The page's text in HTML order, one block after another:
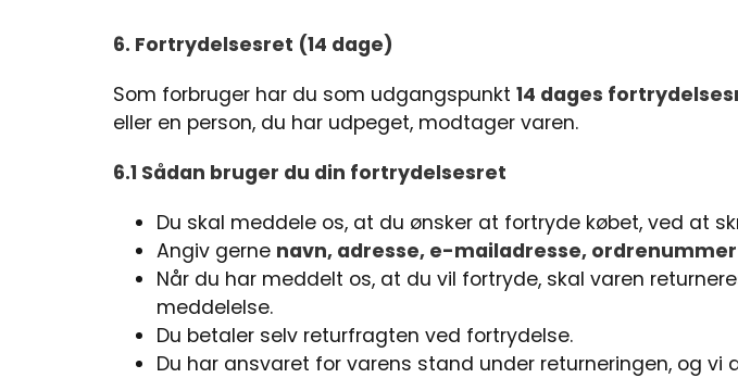
6. Fortrydelsesret (14 dage)
Som forbruger har du som udgangspunkt 14 dages
eller en person, du har udpeget, modtager varen.
6.1 Sådan bruger du din fortrydelsesret
Du skal meddele os, at du ønsker at fortryde købet, ved at
Angiv gerne navn, adresse, e-mailadresse, ordrenummer
Når du har meddelt os, at du vil fortryde, skal varen
meddelelse.
Du betaler selv returfragten ved fortrydelse.
Du har ansvaret for varens stand under returneringen, og